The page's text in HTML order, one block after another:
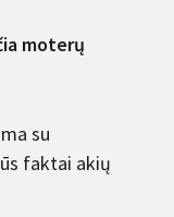
moterų
su
faktai akių